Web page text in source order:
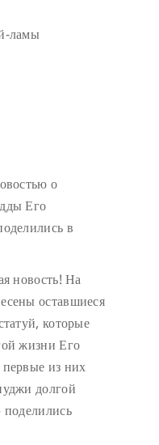
ламы
о
Его
в
новость! На
оставшиеся
которые
жизни Его
из них
долгой